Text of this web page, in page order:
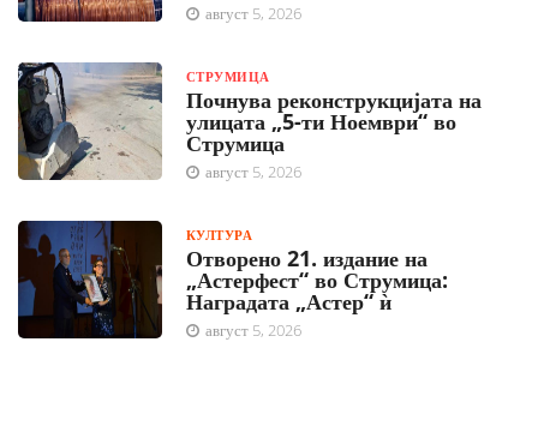
август 5, 2026
СТРУМИЦА
Почнува реконструкцијата на
улицата „5-ти Ноември“ во
Струмица
август 5, 2026
КУЛТУРА
Отворено 21. издание на
„Астерфест“ во Струмица:
Наградата „Астер“ ѝ
август 5, 2026